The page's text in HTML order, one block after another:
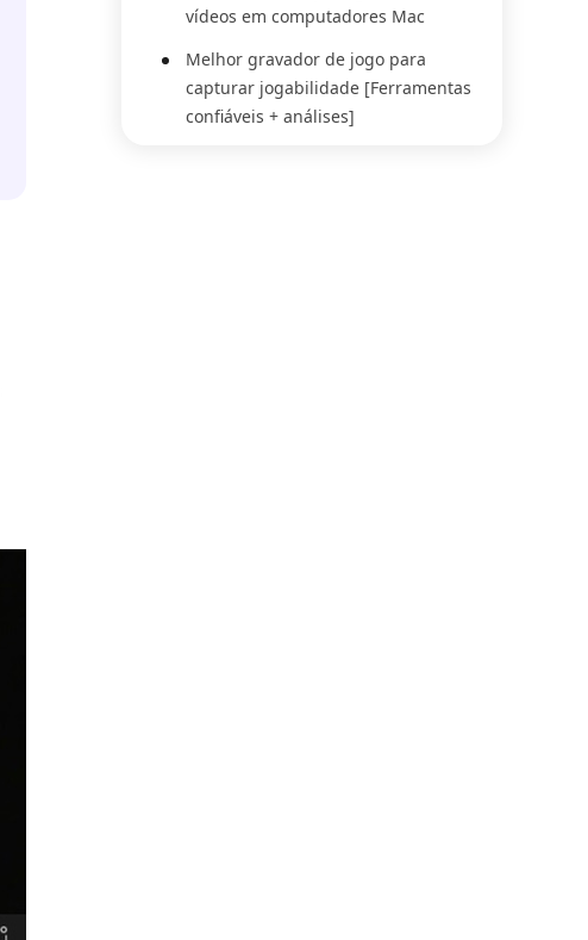
vídeos em computadores Mac
Melhor gravador de jogo para
capturar jogabilidade [Ferramentas
confiáveis + análises]